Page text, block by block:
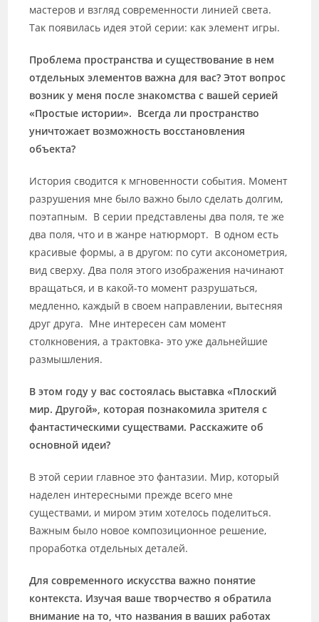
мастеров и взгляд современности линией света.
Так появилась идея этой серии: как элемент игры.
Проблема пространства и существование в нем
отдельных элементов важна для вас? Этот вопрос
возник у меня после знакомства с вашей серией
«Простые истории». Всегда ли пространство
уничтожает возможность восстановления
объекта?
История сводится к мгновенности события. Момент
разрушения мне было важно было сделать долгим,
поэтапным. В серии представлены два поля, те же
два поля, что и в жанре натюрморт. В одном есть
красивые формы, а в другом: по сути аксонометрия,
вид сверху. Два поля этого изображения начинают
вращаться, и в какой-то момент разрушаться,
медленно, каждый в своем направлении, вытесняя
друг друга. Мне интересен сам момент
столкновения, а трактовка- это уже дальнейшие
размышления.
В этом году у вас состоялась выставка «Плоский
мир. Другой», которая познакомила зрителя с
фантастическими существами. Расскажите об
основной идеи?
В этой серии главное это фантазии. Мир, который
наделен интересными прежде всего мне
существами, и миром этим хотелось поделиться.
Важным было новое композиционное решение,
проработка отдельных деталей.
Для современного искусства важно понятие
контекста. Изучая ваше творчество я обратила
внимание на то, что названия в ваших работах